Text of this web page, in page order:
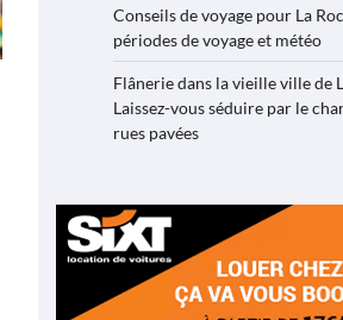
Conseils de voyage pour La
périodes de voyage et météo
Flânerie dans la vieille ville de
Laissez-vous séduire par le
rues pavées